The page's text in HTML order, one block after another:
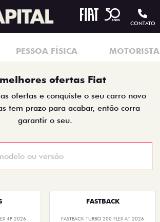
CONTATO
PESSOA FÍSICA
ofertas Fiat
ofertas e conquiste o seu carro novo
tem prazo para acabar, então corra
garantir o seu.
4P 2026
FASTBACK
FASTBACK TURBO 200 FLEX AT 2026